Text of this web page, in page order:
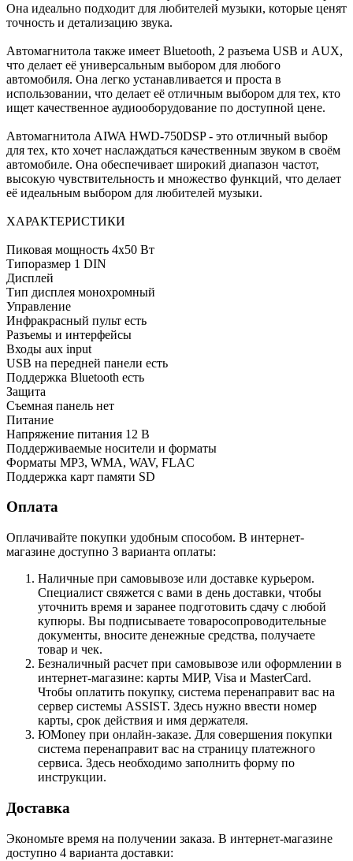
Она идеально подходит для любителей музыки, которые ценят
точность и детализацию звука.
Автомагнитола также имеет Bluetooth, 2 разъема USB и AUX,
что делает её универсальным выбором для любого
автомобиля. Она легко устанавливается и проста в
использовании, что делает её отличным выбором для тех, кто
ищет качественное аудиооборудование по доступной цене.
Автомагнитола AIWA HWD-750DSP - это отличный выбор
для тех, кто хочет наслаждаться качественным звуком в своём
автомобиле. Она обеспечивает широкий диапазон частот,
высокую чувствительность и множество функций, что делает
её идеальным выбором для любителей музыки.
ХАРАКТЕРИСТИКИ
Пиковая мощность 4х50 Вт
Типоразмер 1 DIN
Дисплей
Тип дисплея монохромный
Управление
Инфракрасный пульт есть
Разъемы и интерфейсы
Входы aux input
USB на передней панели есть
Поддержка Bluetooth есть
Защита
Съемная панель нет
Питание
Напряжение питания 12 В
Поддерживаемые носители и форматы
Форматы MP3, WMA, WAV, FLAC
Поддержка карт памяти SD
Оплата
Оплачивайте покупки удобным способом. В интернет-
магазине доступно 3 варианта оплаты:
Наличные при самовывозе или доставке курьером.
Специалист свяжется с вами в день доставки, чтобы
уточнить время и заранее подготовить сдачу с любой
купюры. Вы подписываете товаросопроводительные
документы, вносите денежные средства, получаете
товар и чек.
Безналичный расчет при самовывозе или оформлении в
интернет-магазине: карты МИР, Visa и MasterCard.
Чтобы оплатить покупку, система перенаправит вас на
сервер системы ASSIST. Здесь нужно ввести номер
карты, срок действия и имя держателя.
ЮMoney при онлайн-заказе. Для совершения покупки
система перенаправит вас на страницу платежного
сервиса. Здесь необходимо заполнить форму по
инструкции.
Доставка
Экономьте время на получении заказа. В интернет-магазине
доступно 4 варианта доставки: